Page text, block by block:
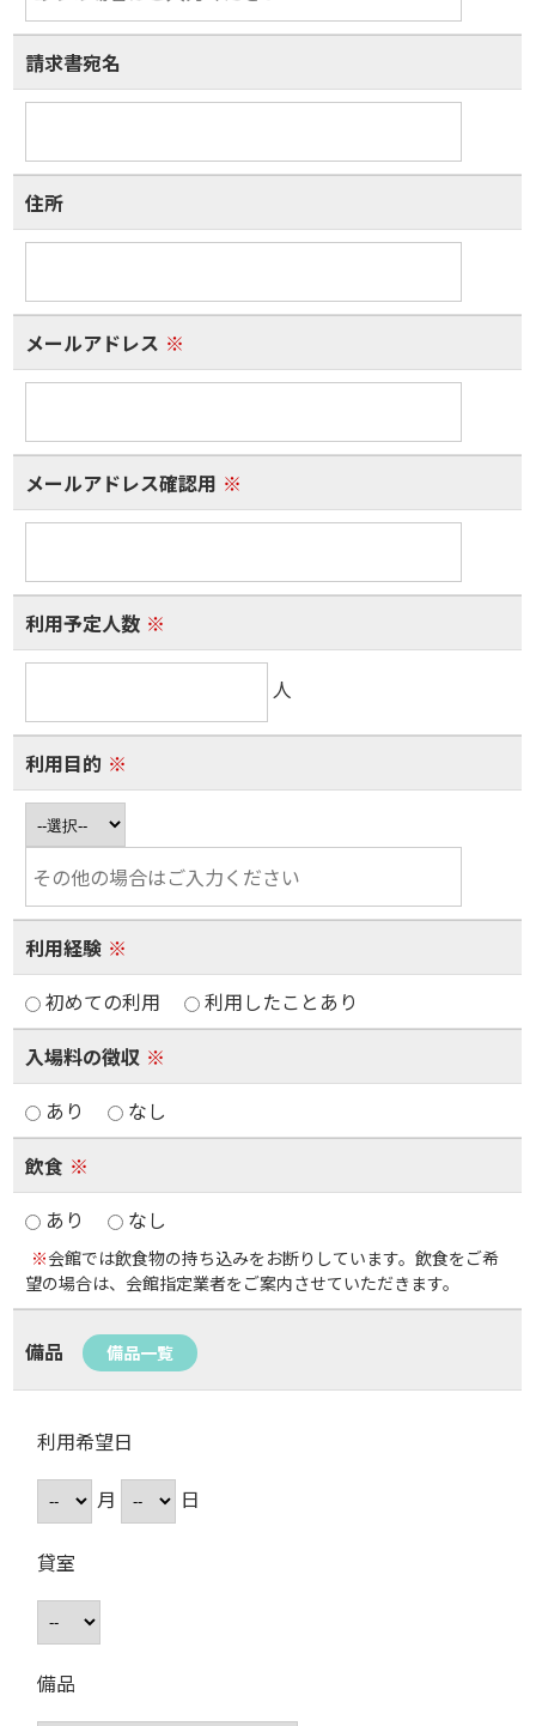
請求書宛名
住所
メールアドレス ※
メールアドレス確認用 ※
利用予定人数 ※
人
利用目的 ※
利用経験 ※
初めての利用
利用したことあり
入場料の徴収 ※
あり
なし
飲食 ※
あり
なし
※会館では飲食物の持ち込みをお断りしています。飲食をご希
望の場合は、会館指定業者をご案内させていただきます。
備品 備品一覧
利用希望日
月
日
貸室
備品